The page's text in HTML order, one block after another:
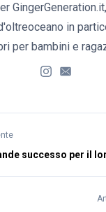
in
per bambini e
successo per il